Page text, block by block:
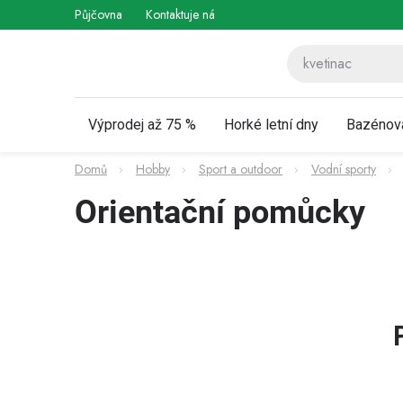
na
Půjčovna Kontaktuje nás
Výprodej až 75 % Horké letní dny
Domů Hobby Sport a outdoor Vodní sporty
Orientační pomůcky